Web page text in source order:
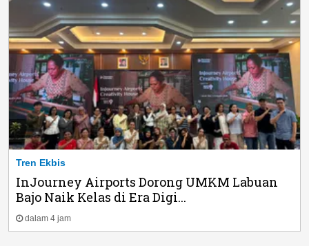
Tren Ekbis
InJourney Airports Dorong UMKM Labuan
Bajo Naik Kelas di Era Digi...
dalam 4 jam